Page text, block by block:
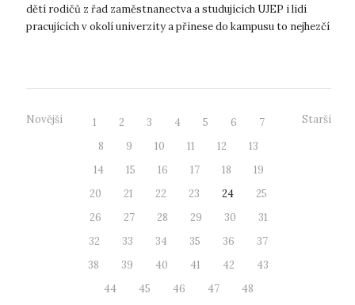
dětí rodičů z řad zaměstnanectva a studujících UJEP i lidí
pracujících v okolí univerzity a přinese do kampusu to nejhezčí
Novější 1 2 3 4 5 6
7
8
9 10 11 12
13
14
15 16 17 18
19
20
21 22 23 24
25
26
27 28 29 30
31
32
33 34 35 36
37
38
39 40 41 42
43
44
45 46 47
48
Starší